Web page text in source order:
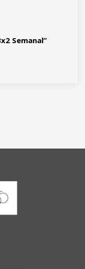
Semanal”